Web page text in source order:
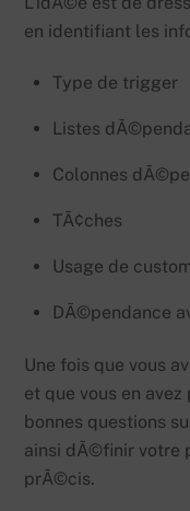
en identifiant les
Type de trigger
Listes
Colonnes
TÃ¢ches
Usage de
DÃ©pendance
Une fois que vous
et que vous en
bonnes questions
ainsi dÃ©finir votre
prÃ©cis.